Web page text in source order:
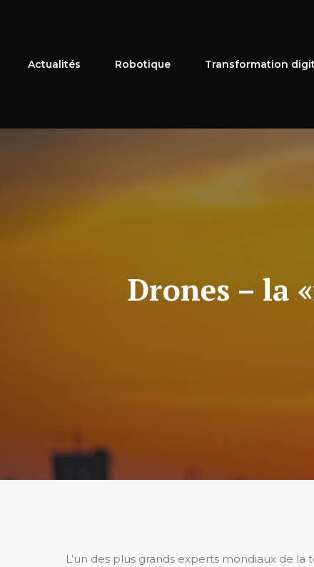
Actualités Robotique Transformation
Drones – la
L’un des plus grands experts mondiaux de